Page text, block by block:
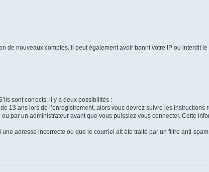
de nouveaux comptes. Il peut également avoir banni votre IP ou interdit
sont corrects, il y a deux possibilités :
13 ans lors de l’enregistrement, alors vous devrez suivre les
par un administrateur avant que vous puissiez vous connecter. Cette
adresse incorrecte ou que le courriel ait été traité par un filtre anti-